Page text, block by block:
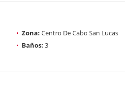
Zona: Centro De Cabo San Lucas
Baños: 3